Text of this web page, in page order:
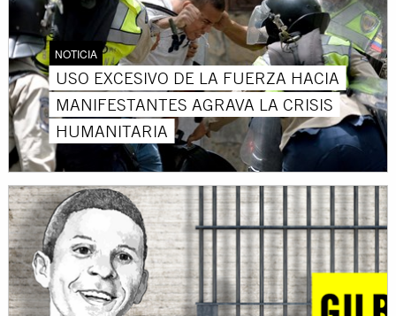
NOTICIA
USO EXCESIVO DE LA FUERZA HACIA
MANIFESTANTES AGRAVA LA CRISIS
HUMANITARIA